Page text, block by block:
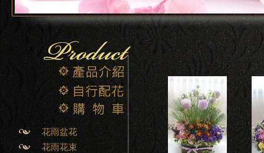
花雨盆花
花雨花束